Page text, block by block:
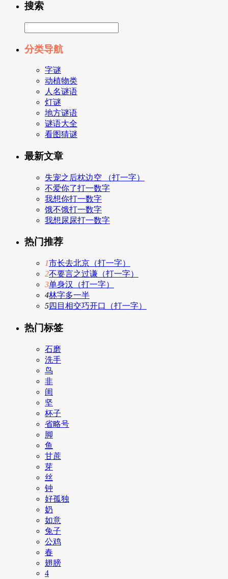
搜索
分类导航
字谜
动植物类
人名谜语
灯谜
地方谜语
谜语大全
看图猜谜
最新文章
失宠之后枕边空 （打一字）
不爱你了打一数字
我想你打一数字
饿不饿打一数字
我想尿尿打一数字
热门推荐
1市长去北京（打一字）
2不要言之过谦（打一字）
3单身汉（打一字）
4林字多一半
5四目相交巧开口（打一字）
热门标签
石磨
洗手
鸟
非
闺
坚
杯子
省略号
脚
鱼
甘蔗
芽
丝
钟
好孤独
奶
如意
兔子
公鸡
春
翅膀
4